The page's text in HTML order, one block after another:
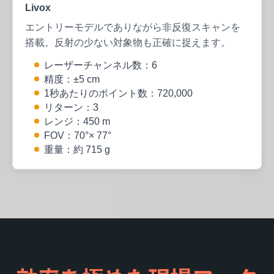
Livox
エントリーモデルでありながら非反復スキャンを
搭載。反射の少ない対象物も正確に捉えます。
レーザーチャンネル数：6
精度：±5 cm
1秒あたりのポイント数：720,000
リターン：3
レンジ：450 m
FOV：70°× 77°
重量：約 715 g